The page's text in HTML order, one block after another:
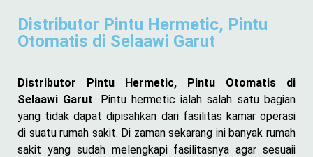
Distributor Pintu Hermetic, Pintu
Otomatis di Selaawi Garut
Distributor Pintu Hermetic, Pintu Otomatis di
Selaawi Garut. Pintu hermetic ialah salah satu bagian
yang tidak dapat dipisahkan dari fasilitas kamar operasi
di suatu rumah sakit. Di zaman sekarang ini banyak rumah
sakit yang sudah melengkapi fasilitasnya agar sesuaii